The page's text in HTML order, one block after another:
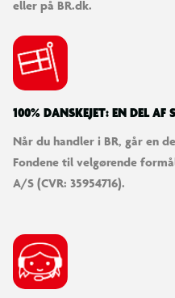
eller på BR.dk.
100% DANSKEJET: EN DEL AF
Når du handler i BR, går en
Fondene til velgørende
A/S (CVR: 35954716).